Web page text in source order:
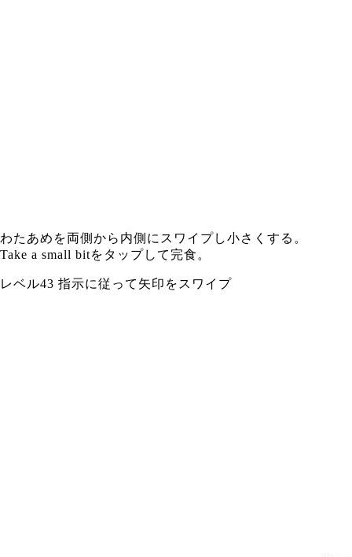
わたあめを両側から内側にスワイプし小さくする。
Take a small bitをタップして完食。
レベル43 指示に従って矢印をスワイプ